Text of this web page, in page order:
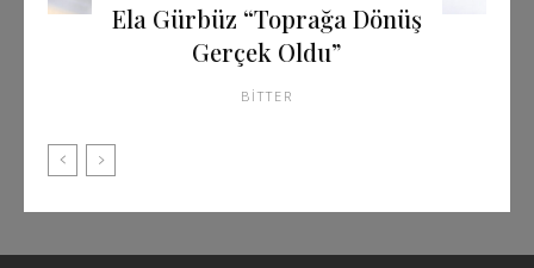
Ela Gürbüz “Toprağa Dönüş
Gerçek Oldu”
BITTER